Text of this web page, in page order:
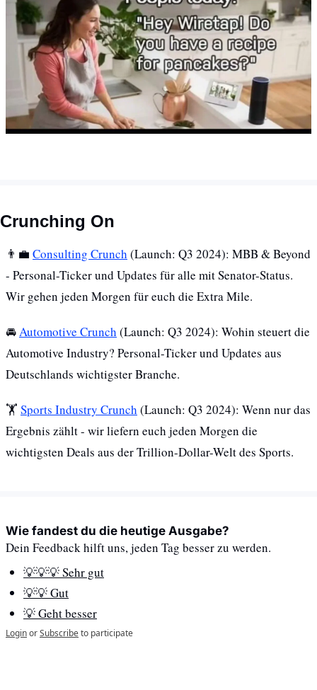
Crunching On
👨‍💼 Consulting Crunch (Launch: Q3 2024): MBB & Beyond
- Personal-Ticker und Updates für alle mit Senator-Status.
Wir gehen jeden Morgen für euch die Extra Mile.
🚘 Automotive Crunch (Launch: Q3 2024): Wohin steuert die
Automotive Industry? Personal-Ticker und Updates aus
Deutschlands wichtigster Branche.
🏋️ Sports Industry Crunch (Launch: Q3 2024): Wenn nur das
Ergebnis zählt - wir liefern euch jeden Morgen die
wichtigsten Deals aus der Trillion-Dollar-Welt des Sports.
Wie fandest du die heutige Ausgabe?
Dein Feedback hilft uns, jeden Tag besser zu werden.
💡💡💡 Sehr gut
💡💡 Gut
💡 Geht besser
LoginorSubscribeto participate